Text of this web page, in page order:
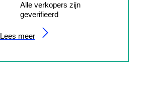
Alle verkopers zijn
geverifieerd
Lees meer